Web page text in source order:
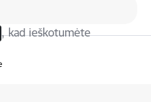
, kad ieškotumėte